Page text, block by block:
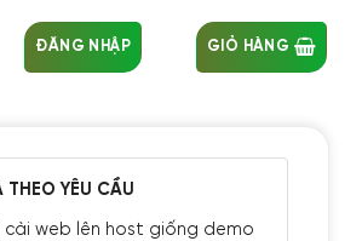
ĐĂNG NHẬP GIỎ HÀNG
THEO YÊU CẦU
cài web lên host giống demo